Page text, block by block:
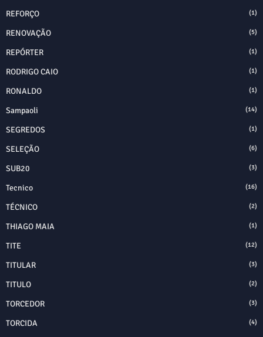
REFORÇO (1)
RENOVAÇÃO (5)
REPÓRTER (1)
RODRIGO CAIO (1)
RONALDO (1)
Sampaoli (14)
SEGREDOS (1)
SELEÇÃO (6)
SUB20 (3)
Tecnico (16)
TÉCNICO (2)
THIAGO MAIA (1)
TITE (12)
TITULAR (3)
TITULO (2)
TORCEDOR (3)
TORCIDA (4)